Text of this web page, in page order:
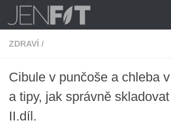
Skip to content
ZDRAVÍ /
Cibule v punčoše a chleba
a tipy, jak správně
II.díl.